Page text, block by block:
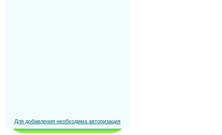
Для добавления необходима авторизация